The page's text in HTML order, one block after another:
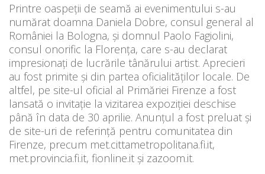
Printre oaspeții de seamă ai evenimentului s-au
numărat doamna Daniela Dobre, consul general al
României la Bologna, și domnul Paolo Fagiolini,
consul onorific la Florența, care s-au declarat
impresionați de lucrările tânărului artist. Aprecieri
au fost primite și din partea oficialităților locale. De
altfel, pe site-ul oficial al Primăriei Firenze a fost
lansată o invitație la vizitarea expoziției deschise
până în data de 30 aprilie. Anunțul a fost preluat și
de site-uri de referință pentru comunitatea din
Firenze, precum met.cittametropolitana.fi.it,
met.provincia.fi.it, fionline.it și zazoom.it.